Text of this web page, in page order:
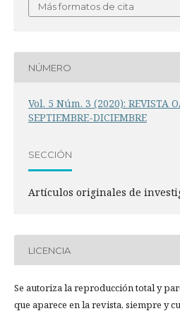
Más formatos de cita
NÚMERO
Vol. 5 Núm. 3 (2020): REVISTA
SEPTIEMBRE-DICIEMBRE
SECCIÓN
Artículos originales de
LICENCIA
Se autoriza la reproducción total y
que aparece en la revista, siempre y